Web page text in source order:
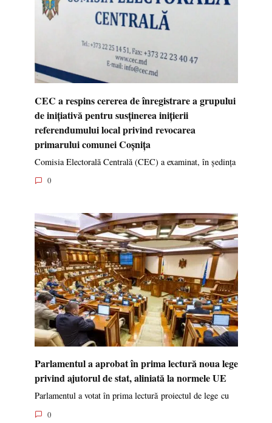
CEC a respins cererea de înregistrare a grupului
de inițiativă pentru susținerea inițierii
referendumului local privind revocarea
primarului comunei Coșnița
Comisia Electorală Centrală (CEC) a examinat, în ședința
0
Parlamentul a aprobat în prima lectură noua lege
privind ajutorul de stat, aliniată la normele UE
Parlamentul a votat în prima lectură proiectul de lege cu
0